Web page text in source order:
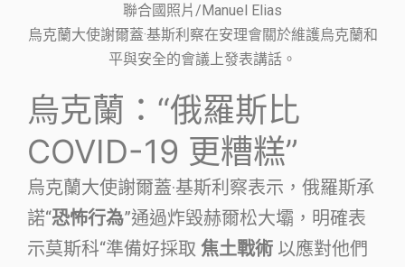
聯合國照片/Manuel Elias
烏克蘭大使謝爾蓋·基斯利察在安理會關於維護烏克蘭和
平與安全的會議上發表講話。
烏克蘭：“俄羅斯比
COVID-19 更糟糕”
烏克蘭大使謝爾蓋·基斯利察表示，俄羅斯承
諾“恐怖行為”通過炸毀赫爾松大壩，明確表
示莫斯科“準備好採取 焦土戰術 以應對他們